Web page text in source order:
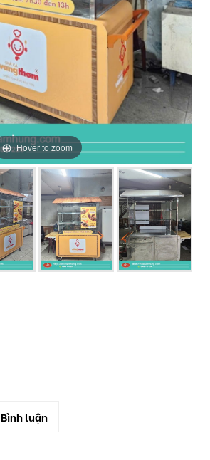
Hover to zoom
Bình luận